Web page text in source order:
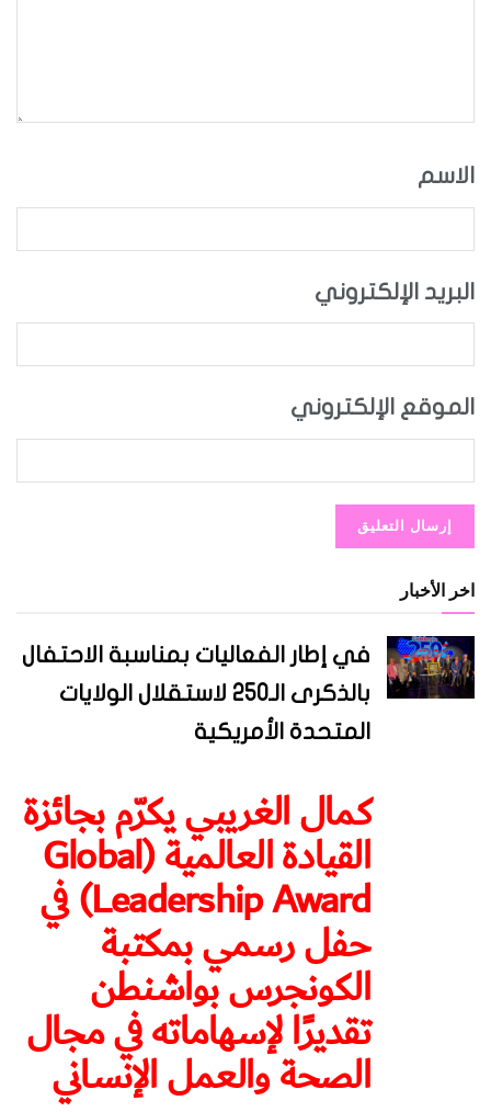
الاسم
البريد الإلكتروني
الموقع الإلكتروني
اخر الأخبار
في إطار الفعاليات بمناسبة الاحتفال
بالذكرى الـ250 لاستقلال الولايات
المتحدة الأمريكية
كمال الغريبي يكرّم بجائزة
القيادة العالمية (Global
Leadership Award) في
حفل رسمي بمكتبة
الكونجرس بواشنطن
تقديرًا لإسهاماته في مجال
الصحة والعمل الإنساني